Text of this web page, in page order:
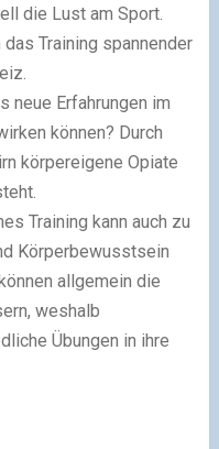
die Lust am Sport.
Training spannender
neue Erfahrungen im
können? Durch
körpereigene Opiate
Training kann auch zu
Körperbewusstsein
allgemein die
weshalb
Übungen in ihre